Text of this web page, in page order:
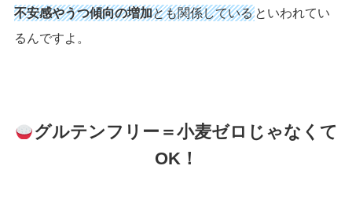
不安感やうつ傾向の増加とも関係しているといわれてい
るんですよ。
グルテンフリー＝小麦ゼロじゃなくて
OK！